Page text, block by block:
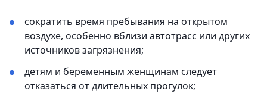
сократить время пребывания на открытом
воздухе, особенно вблизи автотрасс или других
источников загрязнения;
детям и беременным женщинам следует
отказаться от длительных прогулок;